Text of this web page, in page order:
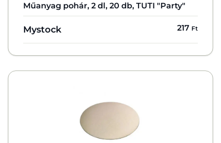
Műanyag pohár, 2 dl, 20 db, TUTI "Party"
Mystock 217 Ft